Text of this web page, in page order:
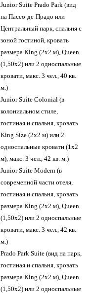
Junior Suite Prado Park (вид
на Пасео-де-Прадо или
Центральный парк, спальня с
зоной гостиной, кровать
размера King (2x2 м), Queen
(1,50x2) или 2 односпальные
кровати, макс. 3 чел., 40 кв.
м.)
Junior Suite Colonial (в
колониальном стиле,
гостиная и спальня, кровать
King Size (2х2 м) или 2
односпальные кровати (1х2
м), макс. 3 чел., 42 кв. м.)
Junior Suite Modern (в
современной части отеля,
гостиная и спальня, кровать
размера King (2x2 м), Queen
(1,50x2) или 2 односпальные
кровати, макс. 3 чел., 42 кв.
м.)
Prado Park Suite (вид на парк,
гостиная и спальня, кровать
размера King (2x2 м), Queen
(1,50x2) или 2 односпальные